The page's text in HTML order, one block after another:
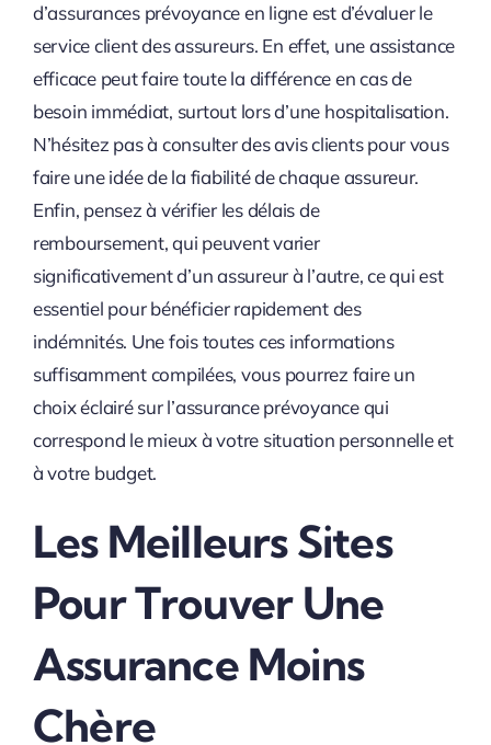
d’assurances prévoyance en ligne est d’évaluer le
service client des assureurs. En effet, une assistance
efficace peut faire toute la différence en cas de
besoin immédiat, surtout lors d’une hospitalisation.
N’hésitez pas à consulter des avis clients pour vous
faire une idée de la fiabilité de chaque assureur.
Enfin, pensez à vérifier les délais de
remboursement, qui peuvent varier
significativement d’un assureur à l’autre, ce qui est
essentiel pour bénéficier rapidement des
indémnités. Une fois toutes ces informations
suffisamment compilées, vous pourrez faire un
choix éclairé sur l’assurance prévoyance qui
correspond le mieux à votre situation personnelle et
à votre budget.
Les Meilleurs Sites
Pour Trouver Une
Assurance Moins
Chère